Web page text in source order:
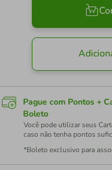
Pague com Pontos +
Boleto
Você pode utilizar seus
caso não tenha pontos
*Boleto exclusivo para